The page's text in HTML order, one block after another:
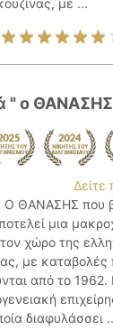
με ...
" ο
Δείτε
Ο ΘΑΝΑΣΗΣ που
μια
χώρο της
με καταβολές
από το 1962.
διαφυλάσσει